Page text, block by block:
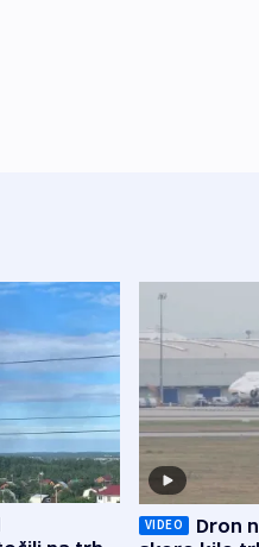
VIDEO
Dron